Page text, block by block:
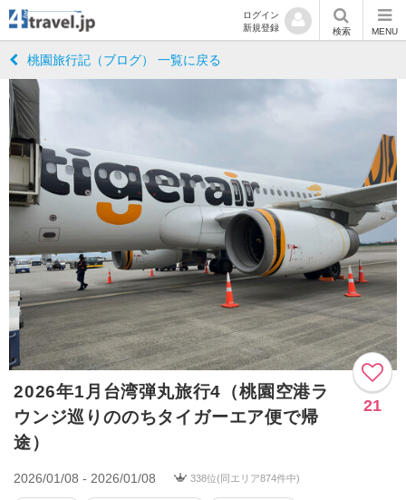
ログイン
新規登録
検索 MENU
桃園旅行記（ブログ） 一覧に戻る
2026年1月台湾弾丸旅行4（桃園空港ラ
ウンジ巡りののちタイガーエア便で帰
途）
21
2026/01/08 - 2026/01/08 338位(同エリア874件中)